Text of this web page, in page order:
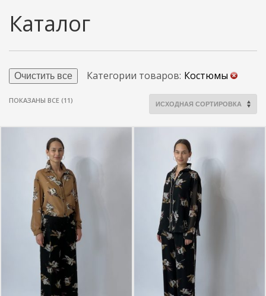
Каталог
Очистить все Категории товаров: Костюмы
ПОКАЗАНЫ ВСЕ (11)